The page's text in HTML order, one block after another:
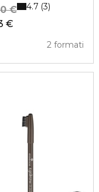
€
€
2 formati
4.7 3